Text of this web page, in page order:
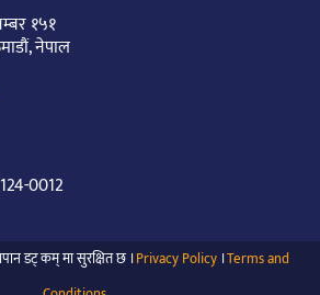
१५१
नेपाल
0012
डट् कम् मा सुरक्षित छ ।Privacy Policy ।Terms and